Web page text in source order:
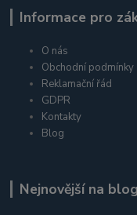
Informace pro
O nás
Obchodní podmínky
Reklamační řád
GDPR
Kontakty
Blog
Nejnovější na